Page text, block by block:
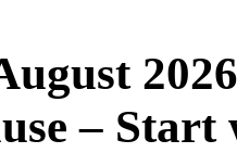
2026
– Start